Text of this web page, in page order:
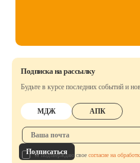
Подписка на рассылку
Будьте в курсе последних событий и
МДЖ АПК
Подписаться
Я подтверждаю свое согласие на